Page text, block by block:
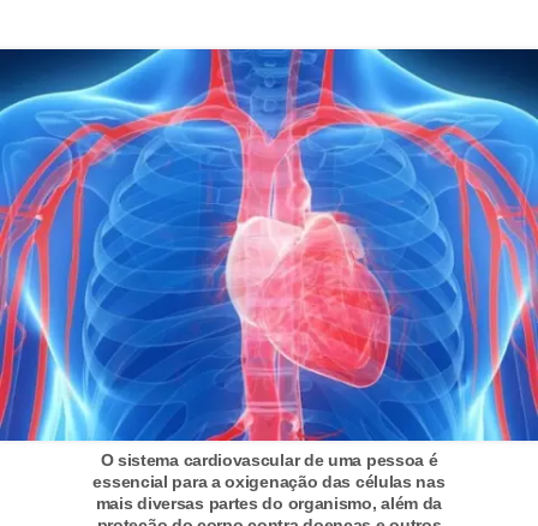
O sistema cardiovascular de uma pessoa é
essencial para a oxigenação das células nas
mais diversas partes do organismo, além da
e
r
a
t
u
D
c
a